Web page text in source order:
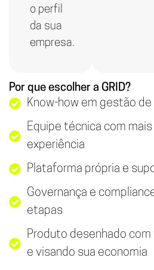
o perfil
da sua
empresa.
Por que escolher a GRID?
Know-how em gestão
Equipe técnica com
experiência
Plataforma própria e
Governança e
etapas
Produto desenhado
e visando sua economia